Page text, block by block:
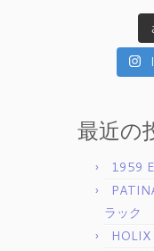
最近の
1959
ラック